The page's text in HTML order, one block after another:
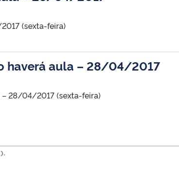
(sexta-feira)
haverá aula – 28/04/2017
– 28/04/2017 (sexta-feira)